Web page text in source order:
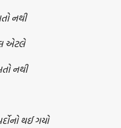
નથી
એટલે
નથી
થઈ ગયો